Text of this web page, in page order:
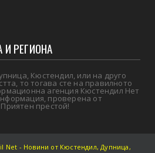
РЕГИОНА
Кюстендил, или на друго
то тогава сте на правилното
агенция Кюстендил Нет
проверена от
престой!
Net - Новини от Кюстендил, Дупница,